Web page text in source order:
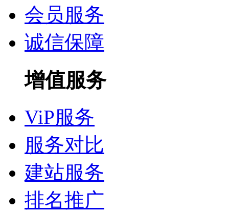
会员服务
诚信保障
增值服务
ViP服务
服务对比
建站服务
排名推广